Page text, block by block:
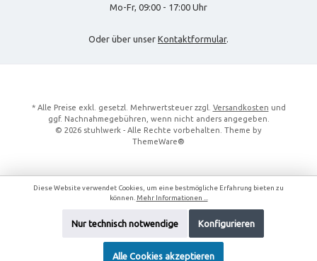
Mo-Fr, 09:00 - 17:00 Uhr
Oder über unser Kontaktformular.
* Alle Preise exkl. gesetzl. Mehrwertsteuer zzgl. Versandkosten und
ggf. Nachnahmegebühren, wenn nicht anders angegeben.
© 2026 stuhlwerk - Alle Rechte vorbehalten. Theme by
ThemeWare®
Diese Website verwendet Cookies, um eine bestmögliche Erfahrung bieten zu
können. Mehr Informationen ...
Nur technisch notwendige Konfigurieren
Alle Cookies akzeptieren